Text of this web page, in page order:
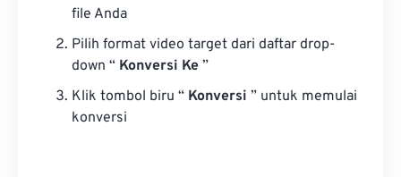
file Anda
Pilih format video target dari daftar drop-
down “ Konversi Ke ”
Klik tombol biru “ Konversi ” untuk memulai
konversi